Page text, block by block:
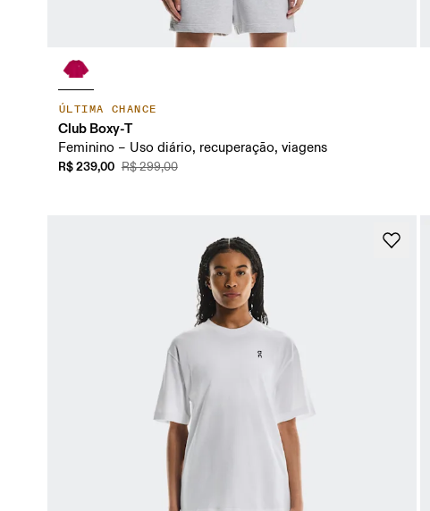
ÚLTIMA CHANCE
Club Boxy-T
Feminino – Uso diário, recuperação, viagens
R$ 239,00 R$ 299,00